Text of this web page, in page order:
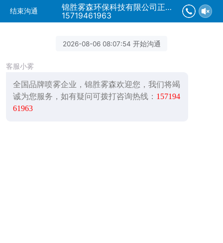
结束沟通
锦胜雾森环保科技有限公司正在为您服务
15719461963
2026-08-06 08:07:54 开始沟通
客服小雾
全国品牌喷雾企业，锦胜雾森欢迎您，我们将竭
诚为您服务，如有疑问可拨打咨询热线： 157194
61963